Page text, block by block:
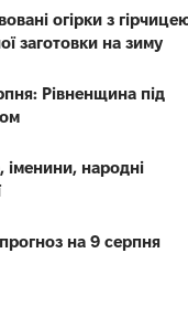
огірки з
заготовки на зиму
Рівненщина під
іменини, народні
на 9 серпня